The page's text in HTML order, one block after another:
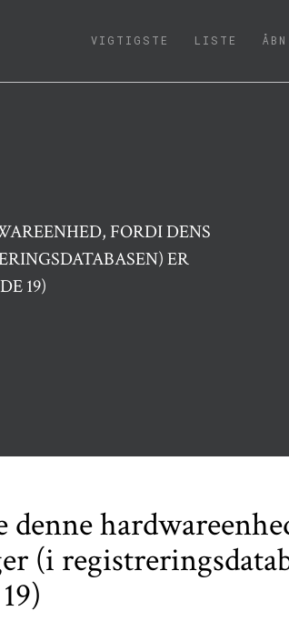
VIGTIGSTE (CURRENT)
LISTE
FORDI DENS
ER
19)
(i